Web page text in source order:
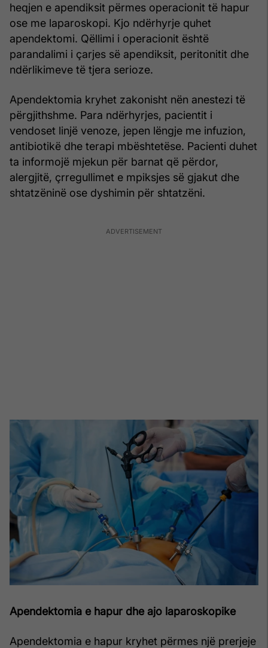
heqjen e apendiksit përmes operacionit të hapur
ose me laparoskopi. Kjo ndërhyrje quhet
apendektomi. Qëllimi i operacionit është
parandalimi i çarjes së apendiksit, peritonitit dhe
ndërlikimeve të tjera serioze.
Apendektomia kryhet zakonisht nën anestezi të
përgjithshme. Para ndërhyrjes, pacientit i
vendoset linjë venoze, jepen lëngje me infuzion,
antibiotikë dhe terapi mbështetëse. Pacienti duhet
ta informojë mjekun për barnat që përdor,
alergjitë, çrregullimet e mpiksjes së gjakut dhe
shtatzëninë ose dyshimin për shtatzëni.
Apendektomia e hapur dhe ajo laparoskopike
Apendektomia e hapur kryhet përmes një prerjeje